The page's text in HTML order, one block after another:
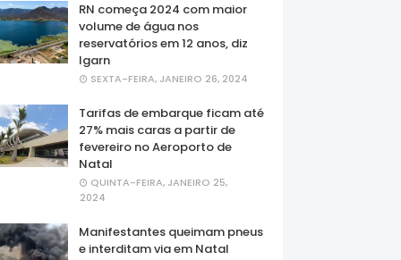
RN começa 2024 com maior
volume de água nos
reservatórios em 12 anos, diz
Igarn
SEXTA-FEIRA, JANEIRO 26, 2024
Tarifas de embarque ficam até
27% mais caras a partir de
fevereiro no Aeroporto de
Natal
QUINTA-FEIRA, JANEIRO 25,
2024
Manifestantes queimam pneus
e interditam via em Natal